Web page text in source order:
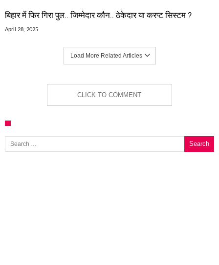
बिहार में फिर गिरा पुल.. जिम्मेदार कौन.. ठेकेदार या करप्ट सिस्टम ?
April 28, 2025
Load More Related Articles
CLICK TO COMMENT
Search for: